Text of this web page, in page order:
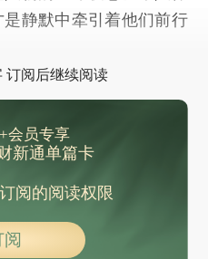
静默中牵引着他们前行
订阅后继续阅读
会员专享
新通单篇卡
阅的阅读权限